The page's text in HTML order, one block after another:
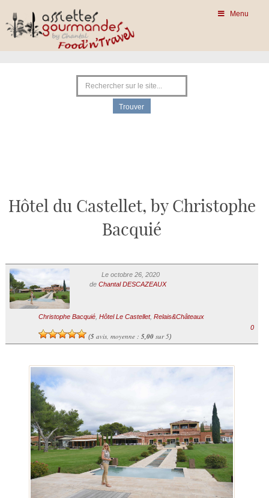
Menu
Hôtel du Castellet, by Christophe
Bacquié
Le octobre 26, 2020
de Chantal DESCAZEAUX
Christophe Bacquié, Hôtel Le Castellet, Relais&Châteaux
(5avis, moyenne : 5,00sur 5)
0